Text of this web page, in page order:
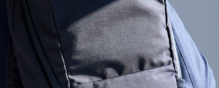
ノートPC｜16インチ相当
ニュース
ブランドストーリー
STORY
取扱店舗
ショッピングガイド
アフターケア
メンバーシップ
FAQ｜よくある質問
INTERNATIONAL SHIPPING
新規会員登録